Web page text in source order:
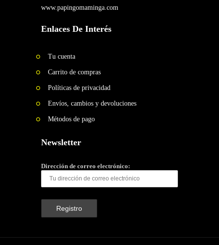
www.papingomaminga.com
Enlaces De Interés
Tu cuenta
Carrito de compras
Políticas de privacidad
Envíos, cambios y devoluciones
Métodos de pago
Newsletter
Dirección de correo electrónico: